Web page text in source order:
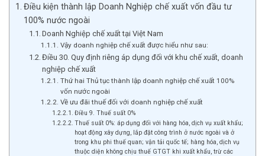
Điều kiện thành lập Doanh Nghiệp chế xuất vốn đầu tư
100% nước ngoài
Doanh Nghiệp chế xuất tại Việt Nam
Vậy doanh nghiệp chế xuất được hiểu như sau:
Điều 30. Quy định riêng áp dụng đối với khu chế xuất, doanh
nghiệp chế xuất
Thứ hai Thủ tục thành lập doanh nghiệp chế xuất 100%
vốn nước ngoài
Về ưu đãi thuế đối với doanh nghiệp chế xuất
Điều 9. Thuế suất 0%
Thuế suất 0%: áp dụng đối với hàng hóa, dịch vụ xuất khẩu;
hoạt động xây dựng, lắp đặt công trình ở nước ngoài và ở
trong khu phi thuế quan; vận tải quốc tế; hàng hóa, dịch vụ
thuộc diện không chịu thuế GTGT khi xuất khẩu, trừ các